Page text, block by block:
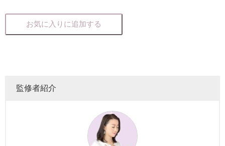
お気に入りに追加する
監修者紹介